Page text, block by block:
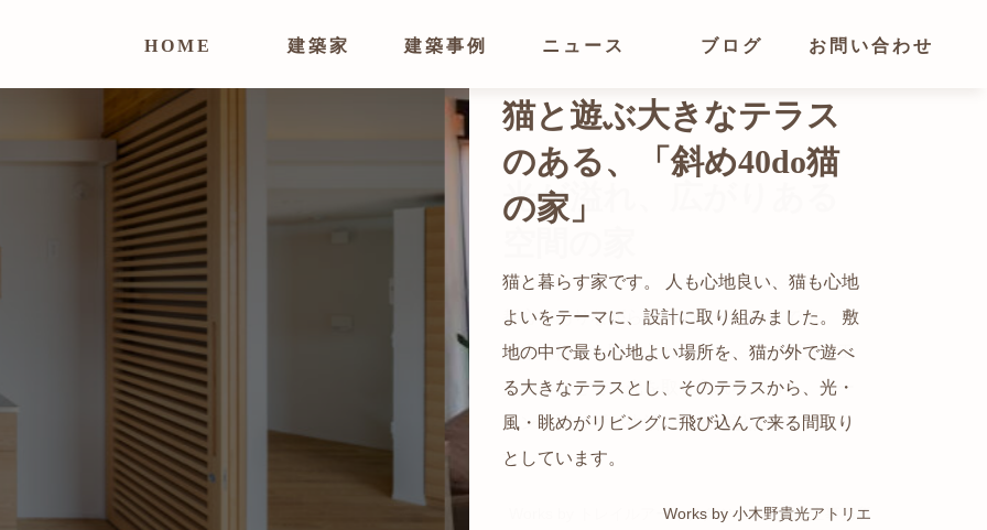
HOME 建築家 建築事例 ニュース ブログ お問い合わせ
猫と暮らす家です。 人も心地良い、猫も心地
よいをテーマに、設計に取り組みました。 敷
地の中で最も心地よい場所を、猫が外で遊べ
る大きなテラスとし、そのテラスから、光・
風・眺めがリビングに飛び込んで来る間取り
としています。
Works by 小木野貴光アトリエ
光が溢れ、広がりある
都心でありながらも緑の多いエリアです。 そ
の緑の借景も取り入れること、窓の配置を工
夫することで、光を取り入れながらも、カー
テンを閉じずに生活できる様設計していま
す。
Works by トレイルアーキテクツ 一級建築士事務所
自然の中の岩山を切り開いて造った、ワイル
ドなゲストハウスをイメージした空間が広が
る都市型住宅です。
Works by ZAG空間設計舎
かつての機織り工場が、その趣を残しつつ孫
世帯の住居へと蘇りました。
Works by ZAG空間設計舎